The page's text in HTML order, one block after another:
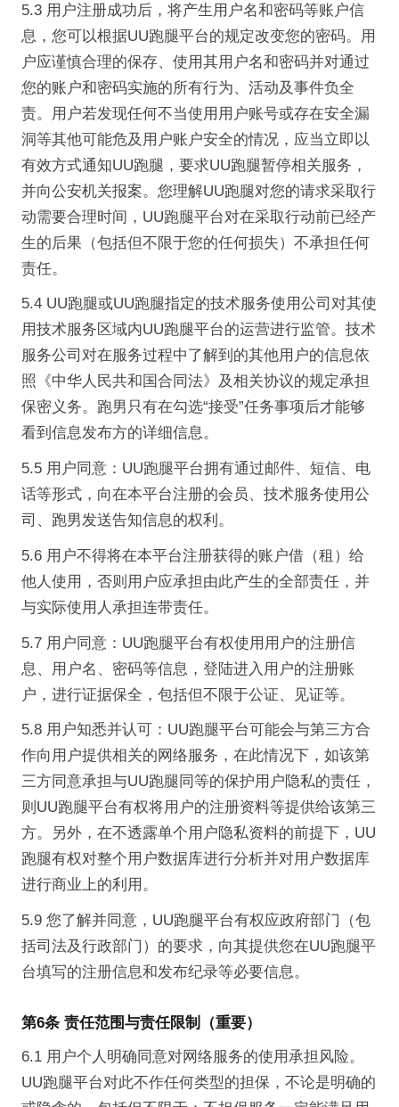
5.3 用户注册成功后，将产生用户名和密码等账户信
息，您可以根据UU跑腿平台的规定改变您的密码。用
户应谨慎合理的保存、使用其用户名和密码并对通过
您的账户和密码实施的所有行为、活动及事件负全
责。用户若发现任何不当使用用户账号或存在安全漏
洞等其他可能危及用户账户安全的情况，应当立即以
有效方式通知UU跑腿，要求UU跑腿暂停相关服务，
并向公安机关报案。您理解UU跑腿对您的请求采取行
动需要合理时间，UU跑腿平台对在采取行动前已经产
生的后果（包括但不限于您的任何损失）不承担任何
责任。
5.4 UU跑腿或UU跑腿指定的技术服务使用公司对其使
用技术服务区域内UU跑腿平台的运营进行监管。技术
服务公司对在服务过程中了解到的其他用户的信息依
照《中华人民共和国合同法》及相关协议的规定承担
保密义务。跑男只有在勾选“接受”任务事项后才能够
看到信息发布方的详细信息。
5.5 用户同意：UU跑腿平台拥有通过邮件、短信、电
话等形式，向在本平台注册的会员、技术服务使用公
司、跑男发送告知信息的权利。
5.6 用户不得将在本平台注册获得的账户借（租）给
他人使用，否则用户应承担由此产生的全部责任，并
与实际使用人承担连带责任。
5.7 用户同意：UU跑腿平台有权使用用户的注册信
息、用户名、密码等信息，登陆进入用户的注册账
户，进行证据保全，包括但不限于公证、见证等。
5.8 用户知悉并认可：UU跑腿平台可能会与第三方合
作向用户提供相关的网络服务，在此情况下，如该第
三方同意承担与UU跑腿同等的保护用户隐私的责任，
则UU跑腿平台有权将用户的注册资料等提供给该第三
方。另外，在不透露单个用户隐私资料的前提下，UU
跑腿有权对整个用户数据库进行分析并对用户数据库
进行商业上的利用。
5.9 您了解并同意，UU跑腿平台有权应政府部门（包
括司法及行政部门）的要求，向其提供您在UU跑腿平
台填写的注册信息和发布纪录等必要信息。
第6条 责任范围与责任限制（重要）
6.1 用户个人明确同意对网络服务的使用承担风险。
UU跑腿平台对此不作任何类型的担保，不论是明确的